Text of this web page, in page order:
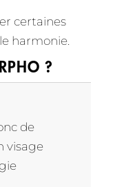
certaines
harmonie.
?
de
visage